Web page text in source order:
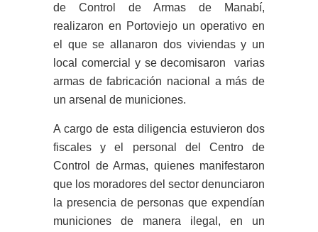
de Control de Armas de Manabí,
realizaron en Portoviejo un operativo en
el que se allanaron dos viviendas y un
local comercial y se decomisaron varias
armas de fabricación nacional a más de
un arsenal de municiones.
A cargo de esta diligencia estuvieron dos
fiscales y el personal del Centro de
Control de Armas, quienes manifestaron
que los moradores del sector denunciaron
la presencia de personas que expendían
municiones de manera ilegal, en un